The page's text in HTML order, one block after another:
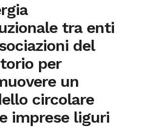
tra enti
del
per
un
circolare
imprese liguri